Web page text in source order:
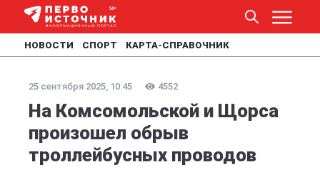
НОВОСТИ СПОРТ КАРТА-СПРАВОЧНИК
25 сентября 2025, 10:45 4552
На Комсомольской и Щорса
произошел обрыв
троллейбусных проводов